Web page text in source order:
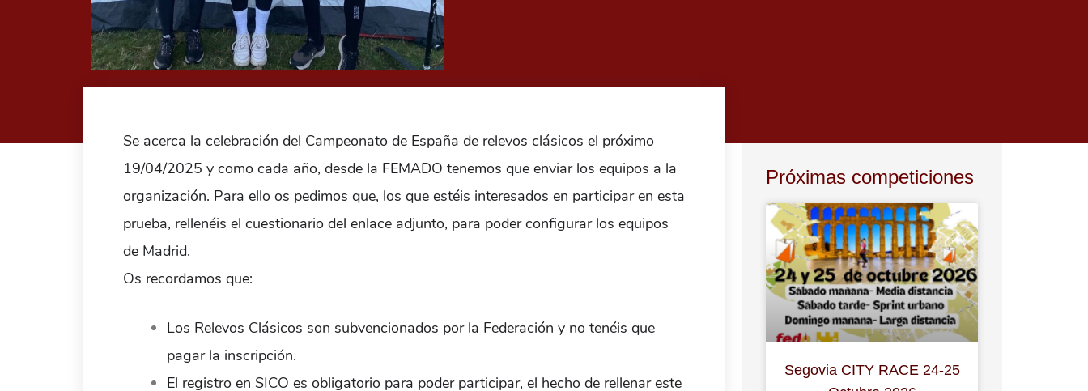
Se acerca la celebración del Campeonato de España de relevos clásicos el próximo
19/04/2025 y como cada año, desde la FEMADO tenemos que enviar los equipos a la
organización. Para ello os pedimos que, los que estéis interesados en participar en esta
prueba, rellenéis el cuestionario del enlace adjunto, para poder configurar los equipos
de Madrid.
Os recordamos que:
Los Relevos Clásicos son subvencionados por la Federación y no tenéis que
pagar la inscripción.
El registro en SICO es obligatorio para poder participar, el hecho de rellenar este
Próximas competiciones
Segovia CITY RACE 24-25